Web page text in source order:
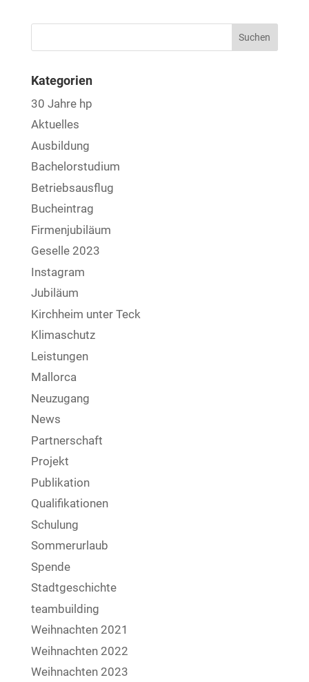
Kategorien
30 Jahre hp
Aktuelles
Ausbildung
Bachelorstudium
Betriebsausflug
Bucheintrag
Firmenjubiläum
Geselle 2023
Instagram
Jubiläum
Kirchheim unter Teck
Klimaschutz
Leistungen
Mallorca
Neuzugang
News
Partnerschaft
Projekt
Publikation
Qualifikationen
Schulung
Sommerurlaub
Spende
Stadtgeschichte
teambuilding
Weihnachten 2021
Weihnachten 2022
Weihnachten 2023